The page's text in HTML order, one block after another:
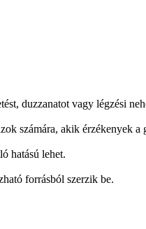
duzzanatot vagy légzési
számára, akik érzékenyek a
hatású lehet.
forrásból szerzik be.